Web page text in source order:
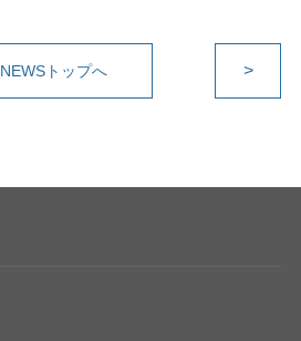
>
NEWSトップへ